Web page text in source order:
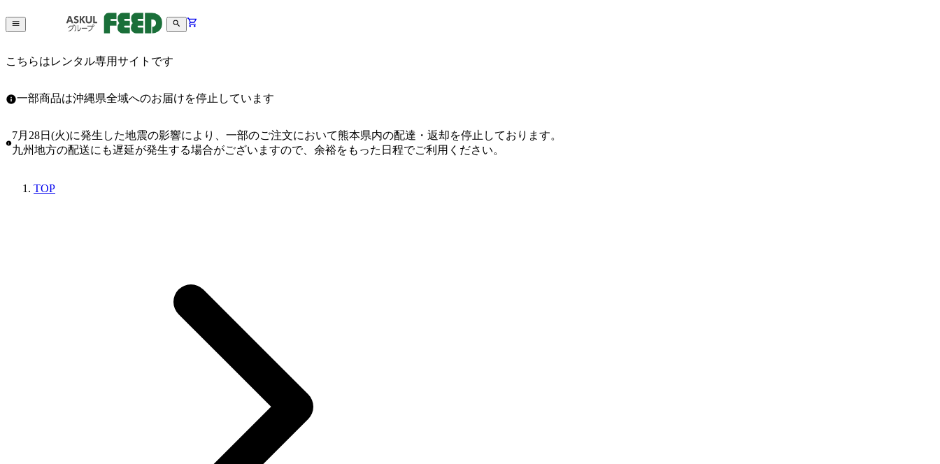
こちらはレンタル専用サイトです
一部商品は沖縄県全域へのお届けを停止しています
7月28日(火)に発生した地震の影響により、一部のご注文において熊本県内の配達・返却を停止しております。
九州地方の配送にも遅延が発生する場合がございますので、余裕をもった日程でご利用ください。
TOP